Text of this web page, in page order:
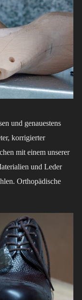
und genauestens
korrigierter
mit einem unserer
und Leder
Orthopädische